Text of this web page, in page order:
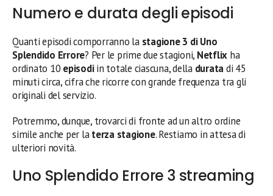
Numero e durata degli episodi
Quanti episodi comporranno la stagione 3 di Uno
Splendido Errore? Per le prime due stagioni, Netflix ha
ordinato 10 episodiin totale ciascuna, della duratadi 45
minuti circa, cifra che ricorre con grande frequenza tra gli
originali del servizio.
Potremmo, dunque, trovarci di fronte ad un altro ordine
simile anche per laterza stagione. Restiamo in attesa di
ulteriori novità.
Uno Splendido Errore 3 streaming